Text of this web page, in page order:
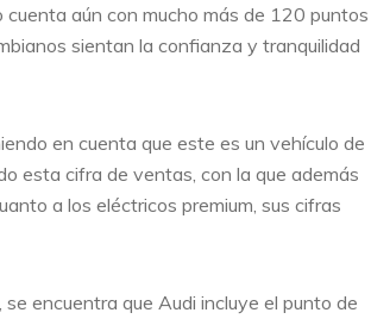
cuenta aún con mucho más de 120 puntos
sientan la confianza y tranquilidad
en cuenta que este es un vehículo de
esta cifra de ventas, con la que además
a los eléctricos premium, sus cifras
encuentra que Audi incluye el punto de